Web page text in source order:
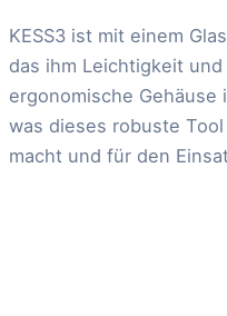
KESS3 ist mit einem
das ihm Leichtigkeit
ergonomische
was dieses robuste
macht und für den